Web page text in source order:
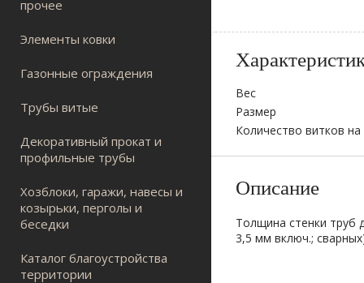
прочее
Элементы ковки
Газонные ограждения
Трубы витые
Декоративный прокат и
профильные трубы
Хозблоки, гаражи, навесы и
козырьки, перголы и
беседки
Каталог благоустройства
территории
Вес
Размер
Количество витков на
Описание
Толщина стенки труб
3,5 мм включ.;